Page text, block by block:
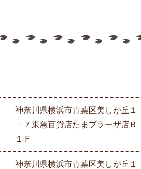
神奈川県横浜市青葉区美しが丘１
－７東急百貨店たまプラーザ店Ｂ
１Ｆ
神奈川県横浜市青葉区美しが丘１